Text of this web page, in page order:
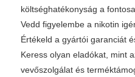
költséghatékonyság a
Vedd figyelembe a nikotin
Értékeld a gyártói garanciát
Keress olyan eladókat, mint
vevőszolgálat és